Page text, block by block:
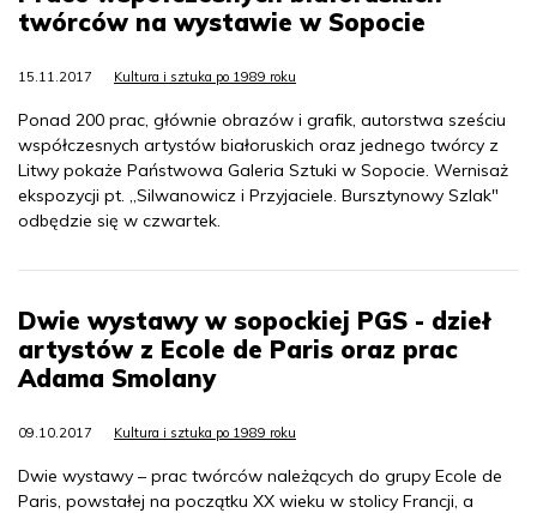
twórców na wystawie w Sopocie
15.11.2017 Kultura i sztuka po 1989 roku
Ponad 200 prac, głównie obrazów i grafik, autorstwa sześciu
współczesnych artystów białoruskich oraz jednego twórcy z
Litwy pokaże Państwowa Galeria Sztuki w Sopocie. Wernisaż
ekspozycji pt. „Silwanowicz i Przyjaciele. Bursztynowy Szlak"
odbędzie się w czwartek.
Dwie wystawy w sopockiej PGS - dzieł
artystów z Ecole de Paris oraz prac
Adama Smolany
09.10.2017 Kultura i sztuka po 1989 roku
Dwie wystawy – prac twórców należących do grupy Ecole de
Paris, powstałej na początku XX wieku w stolicy Francji, a